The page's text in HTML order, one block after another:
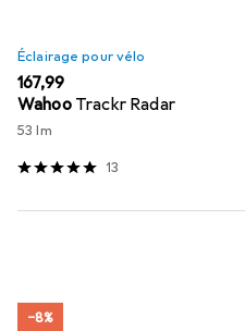
Éclairage pour vélo
EUR
167,99
Wahoo Trackr Radar
53 lm
13
−8%